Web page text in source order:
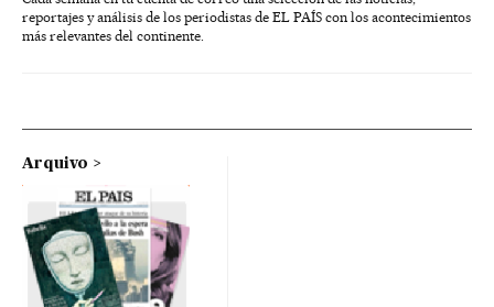
reportajes y análisis de los periodistas de EL PAÍS con los acontecimientos
más relevantes del continente.
Arquivo